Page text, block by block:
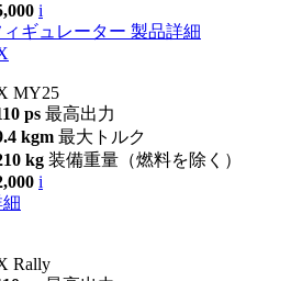
i
ィギュレーター 製品詳細
MY25
ps 最高出力
kgm 最大トルク
kg 装備重量（燃料を除く）
i
Rally